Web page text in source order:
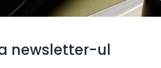
newsletter-ul